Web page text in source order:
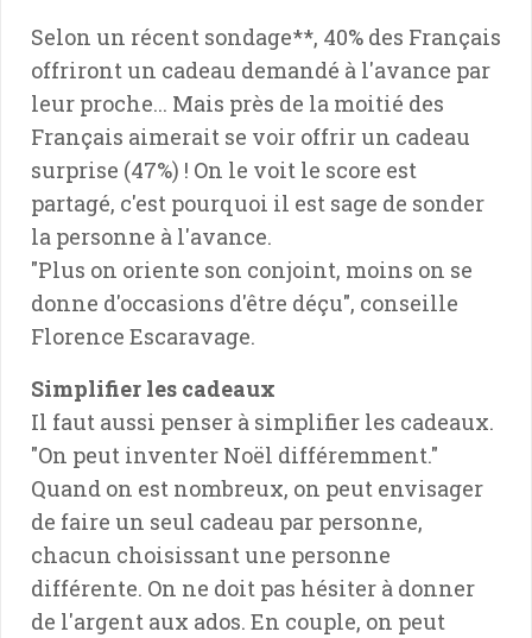
Selon un récent sondage**, 40% des Français
offriront un cadeau demandé à l'avance par
leur proche... Mais près de la moitié des
Français aimerait se voir offrir un cadeau
surprise (47%) ! On le voit le score est
partagé, c'est pourquoi il est sage de sonder
la personne à l'avance.
"Plus on oriente son conjoint, moins on se
donne d'occasions d'être déçu", conseille
Florence Escaravage.
Simplifier les cadeaux
Il faut aussi penser à simplifier les cadeaux.
"On peut inventer Noël différemment."
Quand on est nombreux, on peut envisager
de faire un seul cadeau par personne,
chacun choisissant une personne
différente. On ne doit pas hésiter à donner
de l'argent aux ados. En couple, on peut